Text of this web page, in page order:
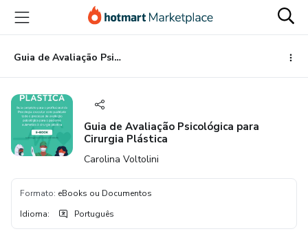
para
conteúdo
principal
para
pagamento
para
rodapé
Guia de Avaliação Psicológica para Cirurgia Plástica
Guia de Avaliação Psicológica para
Cirurgia Plástica
Carolina Voltolini
Formato: eBooks ou Documentos
Idioma: Português